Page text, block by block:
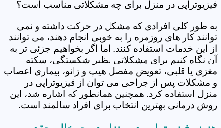
فیزیوتراپی در منزل برای چه مشکلاتی مناسب است؟
به طور کلی افرادی که مشکل در حرکت داشته و نمی
توانند کار های روزمره را به خوبی انجام دهند، می توانند
از این خدمات استفاده کنند. اما اگر بخواهیم جزئی تر به
آن نگاه کنیم برای مشکلاتی نظیر شکستگی، سکته
مغزی یا قلبی، تعویض مفصل هیپ و زانو، بیماری اعصاب
و مشکلات پس از جراحی می توان از فیزیوتراپی در
منزل استفاده کرد. همچنین همانطور که اشاره شد، این
روش درمانی بهترین انتخاب برای افراد سالمند است.